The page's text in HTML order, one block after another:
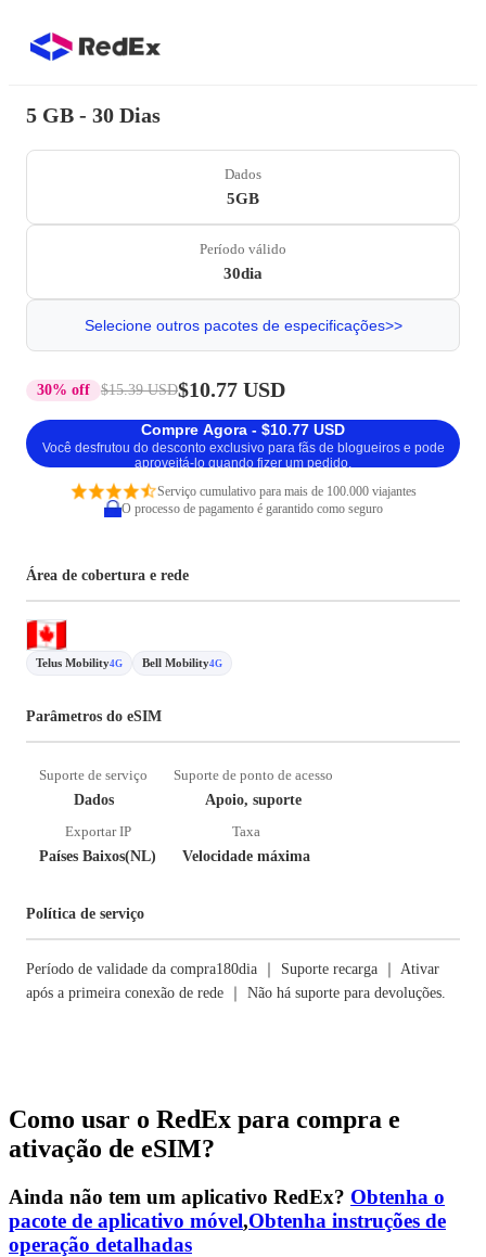
5 GB - 30 Dias
Dados
5GB
Período válido
30dia
Selecione outros pacotes de especificações>>
30% off $15.39 USD$10.77 USD
Compre Agora - $10.77 USD
Você desfrutou do desconto exclusivo para fãs de blogueiros e pode
aproveitá-lo quando fizer um pedido.
Serviço cumulativo para mais de 100.000 viajantes
O processo de pagamento é garantido como seguro
Área de cobertura e rede
Telus Mobility4G Bell Mobility4G
Parâmetros do eSIM
Suporte de serviço
Dados
Suporte de ponto de acesso
Apoio, suporte
Exportar IP
Países Baixos(NL)
Taxa
Velocidade máxima
Política de serviço
Período de validade da compra180dia ｜ Suporte recarga ｜ Ativar
após a primeira conexão de rede ｜ Não há suporte para devoluções.
Como usar o RedEx para compra e
ativação de eSIM?
Ainda não tem um aplicativo RedEx? Obtenha o
pacote de aplicativo móvel,Obtenha instruções de
operação detalhadas